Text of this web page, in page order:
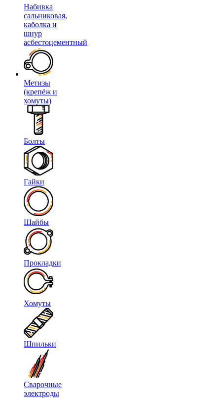
Набивка
сальниковая,
каболка и
шнур
асбестоцементный
Метизы
(крепёж и
хомуты)
Болты
Гайки
Шайбы
Прокладки
Хомуты
Шпильки
Сварочные
электроды